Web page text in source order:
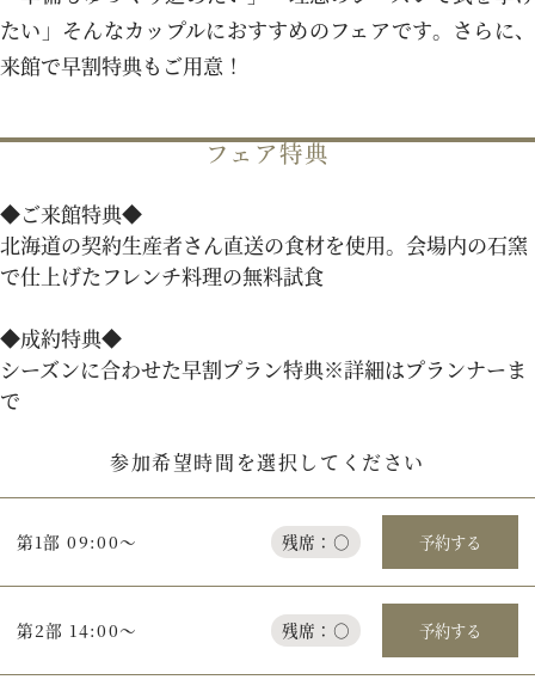
プロポーズご検討の方はこちら
パティスリーご利用の方はこちら
来店予約 オンライン相談
資料請求
たい」そんなカップルにおすすめのフェアです。さらに、
来館で早割特典もご用意！
フェア特典
◆ご来館特典◆
北海道の契約生産者さん直送の食材を使用。会場内の石窯
で仕上げたフレンチ料理の無料試食
◆成約特典◆
シーズンに合わせた早割プラン特典※詳細はプランナーま
で
参加希望時間を選択してください
第1部 09:00～ 残席：○ 予約する
第2部 14:00～ 残席：○ 予約する